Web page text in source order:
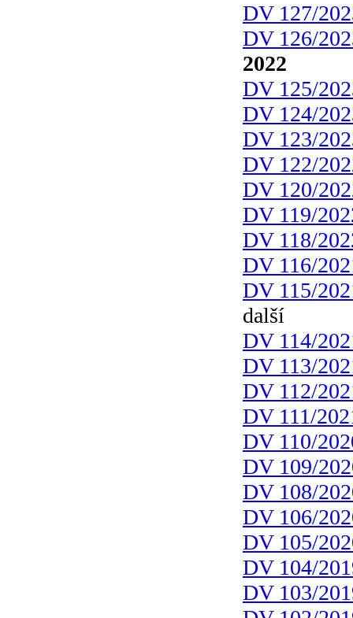
DV 127/
DV 126/
2022
DV 125/
DV 124/
DV 123/
DV 122/
DV 120/
DV 119/
DV 118/
DV 116/
DV 115/
další
DV 114/
DV 113/
DV 112/
DV 111/
DV 110/
DV 109/
DV 108/
DV 106/
DV 105/
DV 104/
DV 103/